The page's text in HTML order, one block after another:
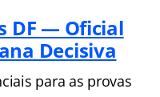
DF — Oficial
Decisiva
para as provas